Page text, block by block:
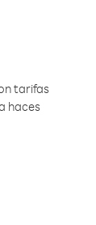
tarifas
haces